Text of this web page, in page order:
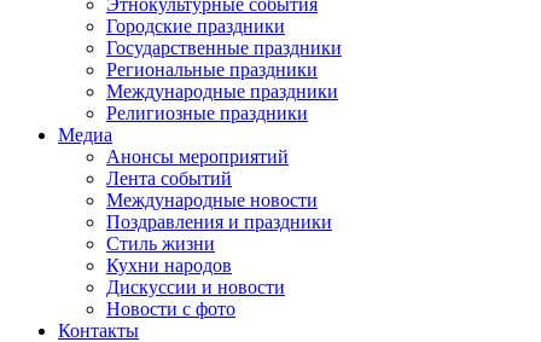
Этнокультурные события
Городские праздники
Государственные праздники
Региональные праздники
Международные праздники
Религиозные праздники
Медиа
Анонсы мероприятий
Лента событий
Международные новости
Поздравления и праздники
Cтиль жизни
Кухни народов
Дискуссии и новости
Новости с фото
Контакты